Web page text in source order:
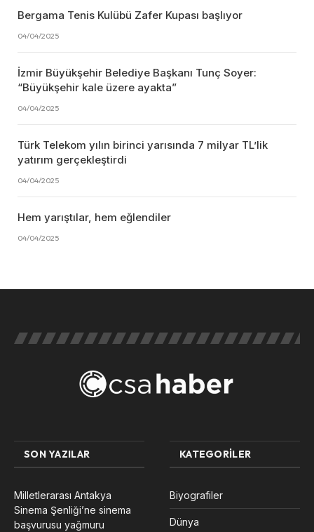
Bergama Tenis Kulübü Zafer Kupası başlıyor
04/04/2025
İzmir Büyükşehir Belediye Başkanı Tunç Soyer:
“Büyükşehir kale üzere ayakta”
04/04/2025
Türk Telekom yılın birinci yarısında 7 milyar TL’lik
yatırım gerçekleştirdi
04/04/2025
Hem yarıştılar, hem eğlendiler
04/04/2025
SON YAZILAR
Milletlerarası Antakya
Sinema Şenliği’ne sinema
başvurusu yağmuru
KATEGORILER
Biyografiler
Dünya